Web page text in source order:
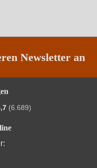
Newsletter an
(6.689)